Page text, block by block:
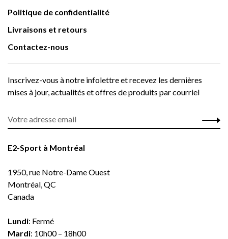
Politique de confidentialité
Livraisons et retours
Contactez-nous
Inscrivez-vous à notre infolettre et recevez les dernières
mises à jour, actualités et offres de produits par courriel
E2-Sport à Montréal
1950, rue Notre-Dame Ouest
Montréal, QC
Canada
Lundi: Fermé
Mardi: 10h00 – 18h00